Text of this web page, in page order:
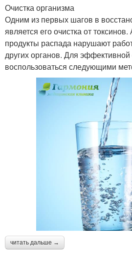
Очистка организма
Одним из первых шагов в
является его очистка от токсинов.
продукты распада нарушают
других органов. Для
воспользоваться следующими
читать дальше →